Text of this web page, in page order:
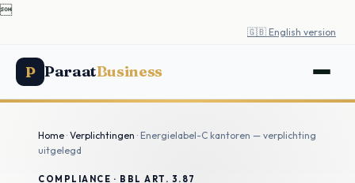

🇬🇧 English version
P ParaatBusiness
Home · Verplichtingen · Energielabel-C kantoren — verplichting
uitgelegd
COMPLIANCE · BBL ART. 3.87